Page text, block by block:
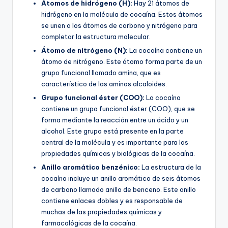
Átomos de hidrógeno (H): Hay 21 átomos de
hidrógeno en la molécula de cocaína. Estos átomos
se unen a los átomos de carbono y nitrógeno para
completar la estructura molecular.
Átomo de nitrógeno (N): La cocaína contiene un
átomo de nitrógeno. Este átomo forma parte de un
grupo funcional llamado amina, que es
característico de las aminas alcaloides.
Grupo funcional éster (COO): La cocaína
contiene un grupo funcional éster (COO), que se
forma mediante la reacción entre un ácido y un
alcohol. Este grupo está presente en la parte
central de la molécula y es importante para las
propiedades químicas y biológicas de la cocaína.
Anillo aromático benzénico: La estructura de la
cocaína incluye un anillo aromático de seis átomos
de carbono llamado anillo de benceno. Este anillo
contiene enlaces dobles y es responsable de
muchas de las propiedades químicas y
farmacológicas de la cocaína.